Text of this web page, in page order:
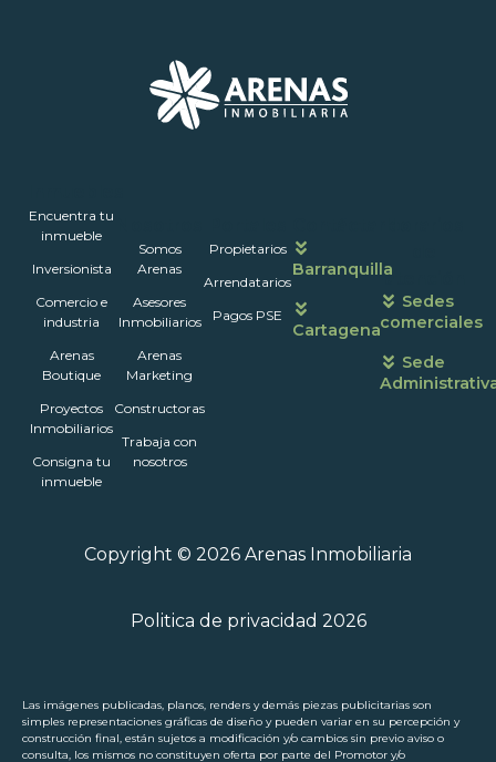
Encuentra tu
inmueble
Inversionista
Comercio e
industria
Arenas
Boutique
Proyectos
Inmobiliarios
Consigna tu
inmueble
Somos
Arenas
Asesores
Inmobiliarios
Arenas
Marketing
Constructoras
Trabaja con
nosotros
Propietarios
Arrendatarios
Pagos PSE
Barranquilla
Cartagena
atención
Sedes
comerciales
Sede
Copyright © 2026 Arenas Inmobiliaria
Politica de privacidad 2026
Las imágenes publicadas, planos, renders y demás piezas publicitarias son
simples representaciones gráficas de diseño y pueden variar en su percepción y
construcción final, están sujetos a modificación y/o cambios sin previo aviso o
consulta, los mismos no constituyen oferta por parte del Promotor y/o